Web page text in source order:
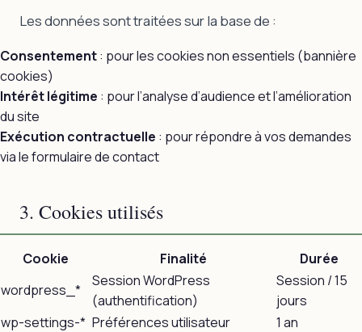
Les données sont traitées sur la base de :
Consentement: pour les cookies non essentiels (bannière
cookies)
Intérêt légitime : pour l’analyse d’audience et l’amélioration
du site
Exécution contractuelle : pour répondre à vos demandes
via le formulaire de contact
3. Cookies utilisés
Cookie Finalité
Durée
wordpress_*
Session WordPress
(authentification)
Session / 15
jours
wp-settings-* Préférences utilisateur
1 an